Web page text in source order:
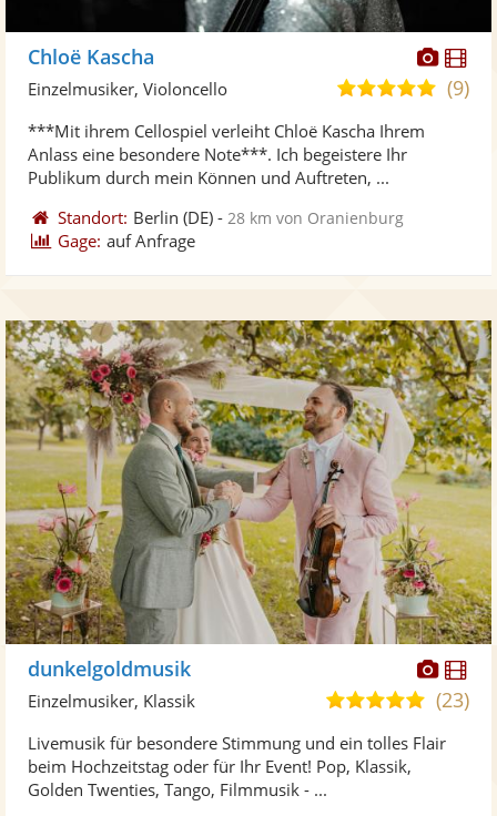
Chloë Kascha
5,0(9)
Einzelmusiker, Violoncello
***Mit ihrem Cellospiel verleiht Chloë Kascha Ihrem
Anlass eine besondere Note***. Ich begeistere Ihr
Publikum durch mein Können und Auftreten, ...
Standort: Berlin (DE) - 28 km von Oranienburg
Gage: auf Anfrage
Fotos
dunkelgoldmusik
5,0
5
(23)
Einzelmusiker, Klassik
Livemusik für besondere Stimmung und ein tolles Flair
beim Hochzeitstag oder für Ihr Event! Pop, Klassik,
Golden Twenties, Tango, Filmmusik - ...